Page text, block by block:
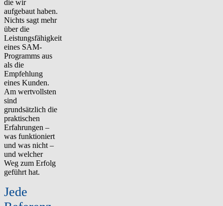
die wir
aufgebaut haben.
Nichts sagt mehr
über die
Leistungsfähigkeit
eines SAM-
Programms aus
als die
Empfehlung
eines Kunden.
Am wertvollsten
sind
grundsätzlich die
praktischen
Erfahrungen –
was funktioniert
und was nicht –
und welcher
Weg zum Erfolg
geführt hat.
Jede